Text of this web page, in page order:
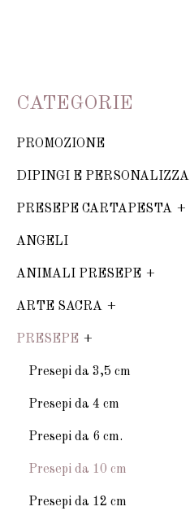
CATEGORIE
PROMOZIONE
DIPINGI E PERSONALIZZA
PRESEPE CARTAPESTA
ANGELI
ANIMALI PRESEPE
ARTE SACRA
PRESEPE
Presepi da 3,5 cm
Presepi da 4 cm
Presepi da 6 cm.
Presepi da 10 cm
Presepi da 12 cm